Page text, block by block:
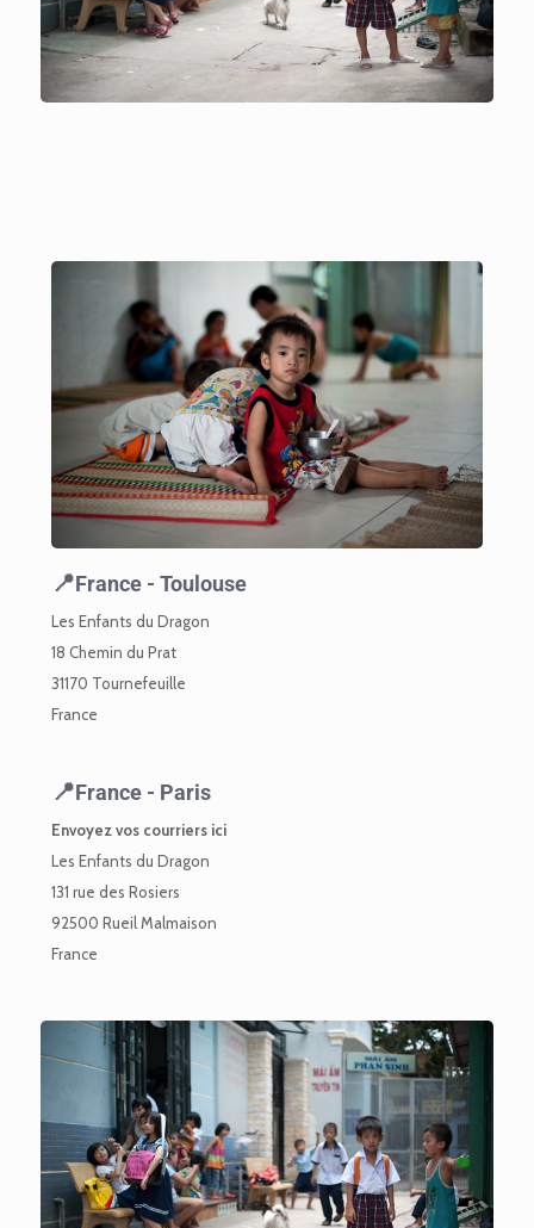
France - Toulouse
Les Enfants du Dragon
18 Chemin du Prat
31170 Tournefeuille
France
France - Paris
Envoyez vos courriers ici
Les Enfants du Dragon
131 rue des Rosiers
92500 Rueil Malmaison
France